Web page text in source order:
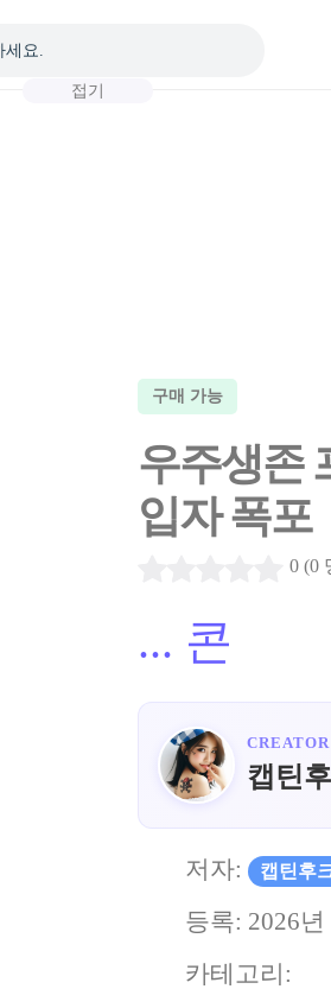
접기
구매 가능
우주생존
입자 폭포
0 (0
... 콘
CREATOR
캡틴
저자: 캡틴후
등록: 2026년
카테고리: